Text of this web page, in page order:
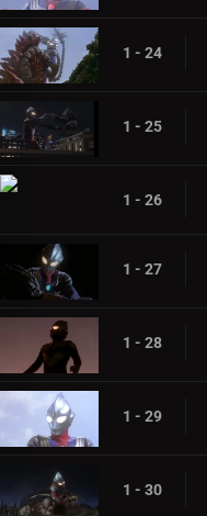
1 - 24
1 - 25
1 - 26
1 - 27
1 - 28
1 - 29
1 - 30